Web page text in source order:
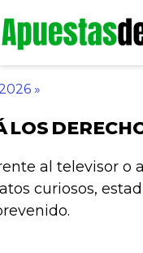
»
LOS
al televisor o
curiosos,